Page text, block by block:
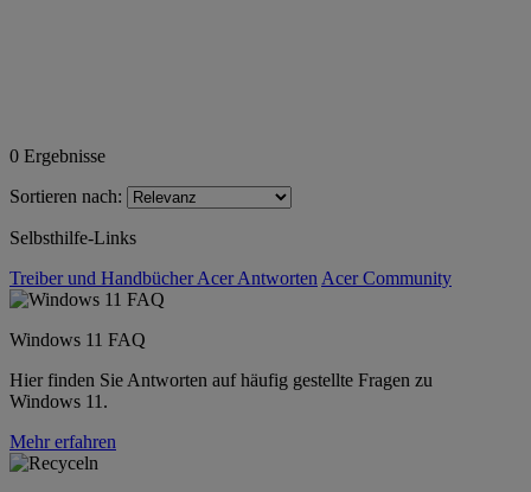
0 Ergebnisse
Sortieren nach:
Selbsthilfe-Links
Treiber und HandbücherAcer Antworten Acer Community
Windows 11 FAQ
Hier finden Sie Antworten auf häufig gestellte Fragen zu
Windows 11.
Mehr erfahren